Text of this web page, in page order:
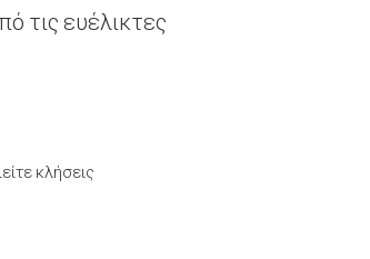
τις ευέλικτες
κλήσεις